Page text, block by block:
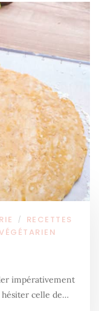
/
RECETTES
impérativement
hésiter celle de…